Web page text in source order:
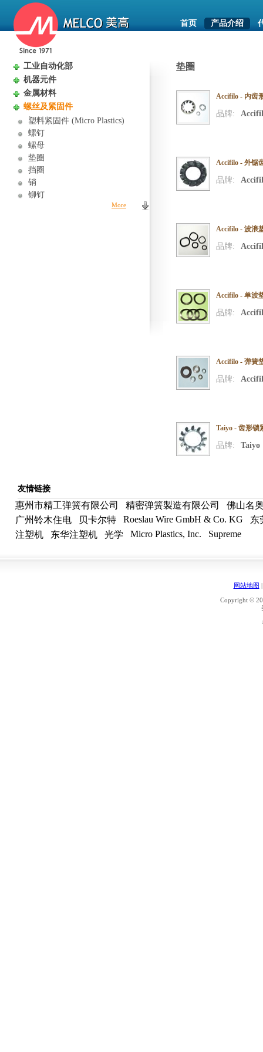
首页 产品介绍
工业自动化部
机器元件
金属材料
螺丝及紧固件
塑料紧固件 (Micro Plastics)
螺钉
螺母
垫圈
挡圈
销
铆钉
More
垫圈
Accifilo - 内齿
品牌:
Accifilo - 外锯
品牌:
Accifilo - 波浪
品牌:
Accifilo - 单波
品牌:
Accifilo - 弹簧
品牌:
Taiyo - 齿形锁
品牌: Taiyo
友情链接
惠州市精工弹簧有限公司 精密弹簧製造有限公司
佛山名
广州铃木住电
贝卡尔特 Roeslau Wire GmbH & Co. KG
东
注塑机
东华注塑机 光学 Micro Plastics, Inc. Supreme
网站地图
Copyright ©